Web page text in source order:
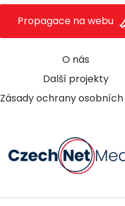
O nás
Další projekty
Zásady ochrany osobních
Propagace na webu